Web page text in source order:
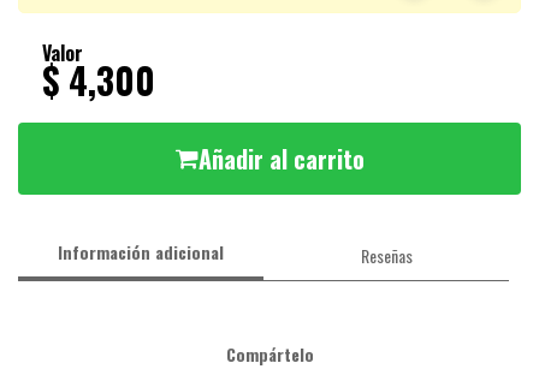
Valor
$ 4,300
Añadir al carrito
Información adicional Reseñas
Compártelo